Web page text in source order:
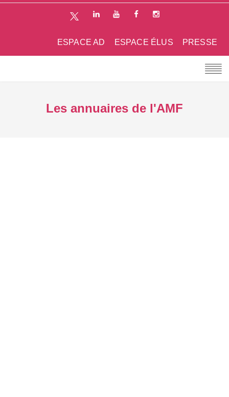
PRESSE
ESPACE ÉLUS
ESPACE AD
Les annuaires de l'AMF